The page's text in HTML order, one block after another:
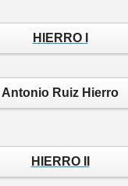
HIERRO I
Antonio Ruiz Hierro
HIERRO II